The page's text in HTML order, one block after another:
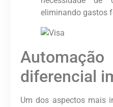
eliminando gastos
diferencial
Um dos aspectos mais